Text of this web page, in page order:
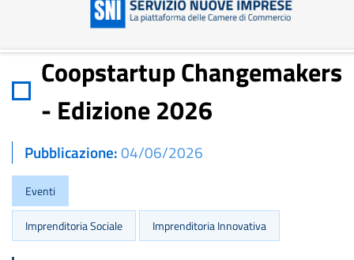
Coopstartup Changemakers
- Edizione 2026
Pubblicazione 04/06/2026
Eventi
Imprenditoria Sociale Imprenditoria Innovativa